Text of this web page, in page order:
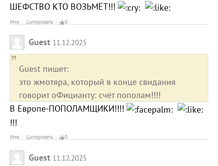
ШЕФСТВО КТО ВОЗЬМЁТ!!!
Имя Цитировать 0
Guest 11.12.2025
Guest пишет:
это жмотяра, который в конце свидания
говорит оФицианту: счёт пополам!!!!
В Европе-ПОПОЛАМЩИКИ!!!!
!!!
Имя Цитировать 0
Guest 11.12.2025